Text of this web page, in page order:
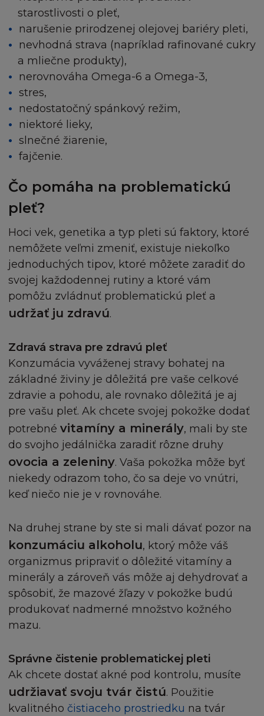
starostlivosti o pleť,
narušenie prirodzenej olejovej bariéry pleti,
nevhodná strava (napríklad rafinované cukry
a mliečne produkty),
nerovnováha Omega-6 a Omega-3,
stres,
nedostatočný spánkový režim,
niektoré lieky,
slnečné žiarenie,
fajčenie.
Čo pomáha na problematickú
pleť?
Hoci vek, genetika a typ pleti sú faktory, ktoré
nemôžete veľmi zmeniť, existuje niekoľko
jednoduchých tipov, ktoré môžete zaradiť do
svojej každodennej rutiny a ktoré vám
pomôžu zvládnuť problematickú pleť a
udržať ju zdravú.
Zdravá strava pre zdravú pleť
Konzumácia vyváženej stravy bohatej na
základné živiny je dôležitá pre vaše celkové
zdravie a pohodu, ale rovnako dôležitá je aj
pre vašu pleť. Ak chcete svojej pokožke dodať
potrebné vitamíny a minerály, mali by ste
do svojho jedálnička zaradiť rôzne druhy
ovocia a zeleniny. Vaša pokožka môže byť
niekedy odrazom toho, čo sa deje vo vnútri,
keď niečo nie je v rovnováhe.
Na druhej strane by ste si mali dávať pozor na
konzumáciu alkoholu, ktorý môže váš
organizmus pripraviť o dôležité vitamíny a
minerály a zároveň vás môže aj dehydrovať a
spôsobiť, že mazové žľazy v pokožke budú
produkovať nadmerné množstvo kožného
mazu.
Správne čistenie problematickej pleti
Ak chcete dostať akné pod kontrolu, musíte
udržiavať svoju tvár čistú. Použitie
kvalitného čistiaceho prostriedku na tvár
L´Oréal nezaručuje kompatibilnost s vaším
počítačovým vybavením nebo nepřítomnost
červů nebo "Trojských koňů" na Stránce nebo
L´Oréal nemá odpovědnost za škodu
těmito škodlivými jevy a kódy.
L´Oréal nenese odpovědnost za Obsah
třetími osobami. L´Oréal také není odpovědný za
spolehlivost nebo stálou dostupnost telefonních
Tyto podmínky neovlivňují vaše zákonná práva
OMEZENÍ ODPOVĚDNOSTI
Berete na vědomí a souhlasíte, že Vaše využití
včetně jejího Obsahu, je pouze na Vaše vlastní
nebezpečí. V případě, že nebudete se Stránkou,
Podmínkami, či Obsahem spokojeni,
V případě podvodu a osobní újmy nebo smrti do
která vyústila z nedbalosti L´Oréal, nebude v
případě firma L´Oréal odpovídat ani vám, ani třetí
za přímé, zvláštní, nepřímé, náhodné nebo
poškození, škodu nebo ušlý zisku, nebo za
jinou ztrátu ať z pohledu záruky, smlouvy,
(včetně nedbalosti) nebo jinak, přestože je firma
informována o této možnosti. Kogentní
zákona o náhradě škody tím nejsou dotčena.
Stránka není určena osobě, pokud jí z jakéhokoliv
důvodu není dovoleno publikování nebo
Stránky. Ti, kterým je z tohoto titulu přístup
na stránku nesmí připojit.
Firma L´Oréal netvrdí, že jak Stránka tak Obsah
vhodné k používání nebo jsou povoleny místními
tak činí z vlastního popudu a nesou vlastní
odpovědnost za dodržování místních zákonů a
předpisů, v případě pochyb vyhledejte odbornou
právnickou radu.